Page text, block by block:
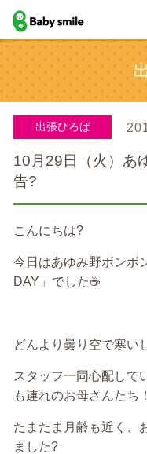
baby smile
出張ひろば
10月29日（火）あ
告?
こんにちは?
今日はあゆみ野ボンボ
DAY 」でした☕️
どんより曇り空で寒い
スタッフ一同心配して
も連れのお母さんたち！
たまたま月齢も近く、
ました?